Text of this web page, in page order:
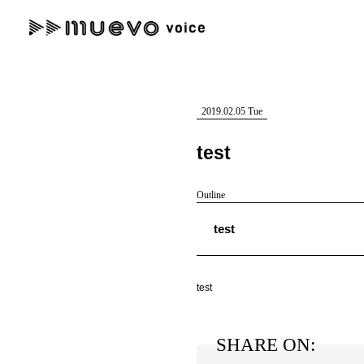
#女性SSW #ロック #男性シンガー
"読者の声を形にする”音楽特化メディア
2019.02.05 Tue
test
Outline
test
test
SHARE ON: